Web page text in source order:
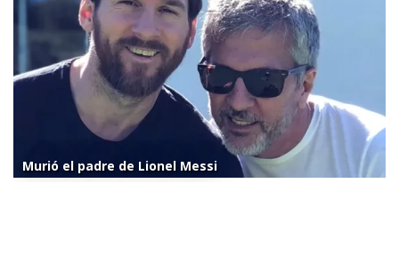
Murió el padre de Lionel Messi